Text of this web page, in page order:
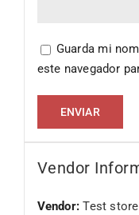
Guarda mi
este navegador
Vendor
Vendor:Test store